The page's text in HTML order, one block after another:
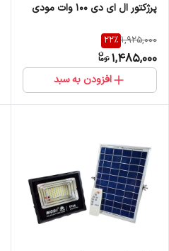
پرژکتور ال ای دی 100 وات مودی
1,925,000
22%
1,485,000
افزودن به سبد